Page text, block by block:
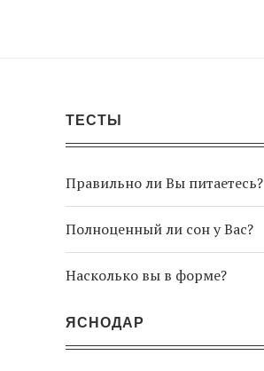
ТЕСТЫ
Правильно ли Вы питаетесь?
Полноценный ли сон у Вас?
Насколько вы в форме?
ЯСНОДАР